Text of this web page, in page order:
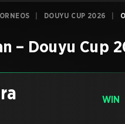
DOUYU CUP 2026
– Douyu Cup
WIN